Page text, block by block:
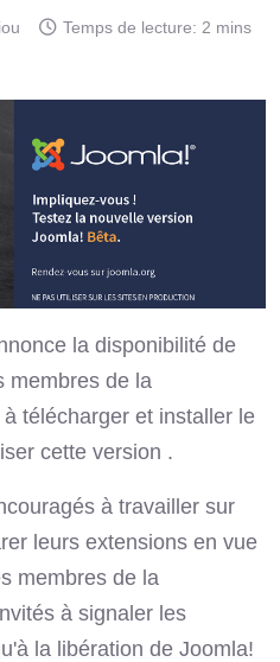
Temps de lecture: 2 mins
la disponibilité de
membres de la
télécharger et installer le
cette version .
à travailler sur
leurs extensions en vue
membres de la
à signaler les
la libération de Joomla!